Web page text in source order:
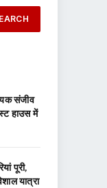
संजीव
हाउस में
पूरी,
यात्रा